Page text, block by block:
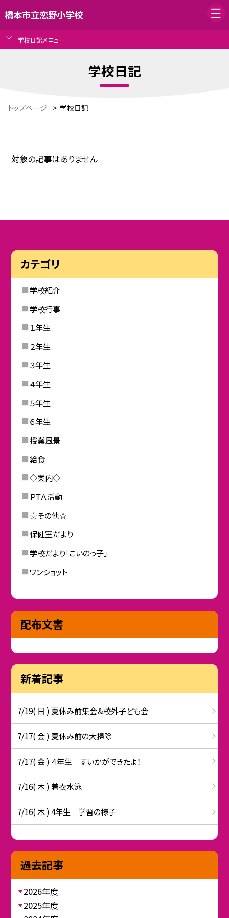
橋本市立恋野小学校
学校日記メニュー
学校日記
トップページ > 学校日記
対象の記事はありません
カテゴリ
学校紹介
学校行事
１年生
２年生
３年生
４年生
５年生
６年生
授業風景
給食
◇案内◇
ＰＴＡ活動
☆その他☆
保健室だより
学校だより「こいのっ子」
ワンショット
配布文書
新着記事
7/19( 日 ) 夏休み前集会＆校外子ども会
7/17( 金 ) 夏休み前の大掃除
7/17( 金 ) ４年生 すいかができたよ！
7/16( 木 ) 着衣水泳
7/16( 木 ) 4年生 学習の様子
過去記事
2026年度
2025年度